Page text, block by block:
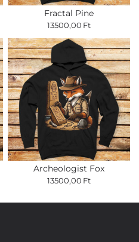
Fractal Pine
13500,00 Ft
Archeologist Fox
13500,00 Ft